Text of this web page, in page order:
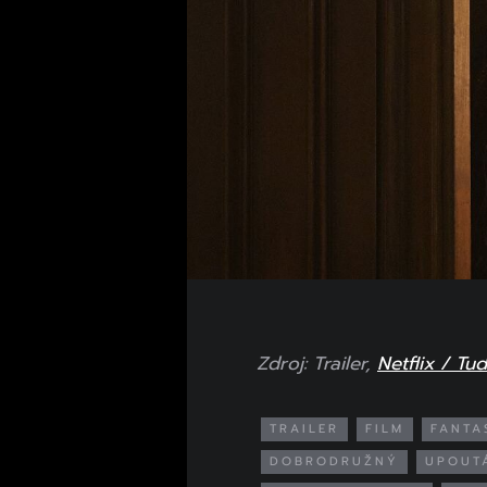
Zdroj: Trailer, Netflix /
TRAILER FILM
DOBRODRUŽNÝ